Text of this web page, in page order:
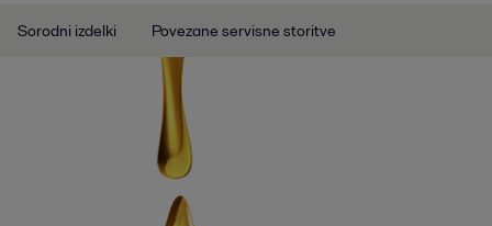
Sorodni izdelki Povezane servisne storitve